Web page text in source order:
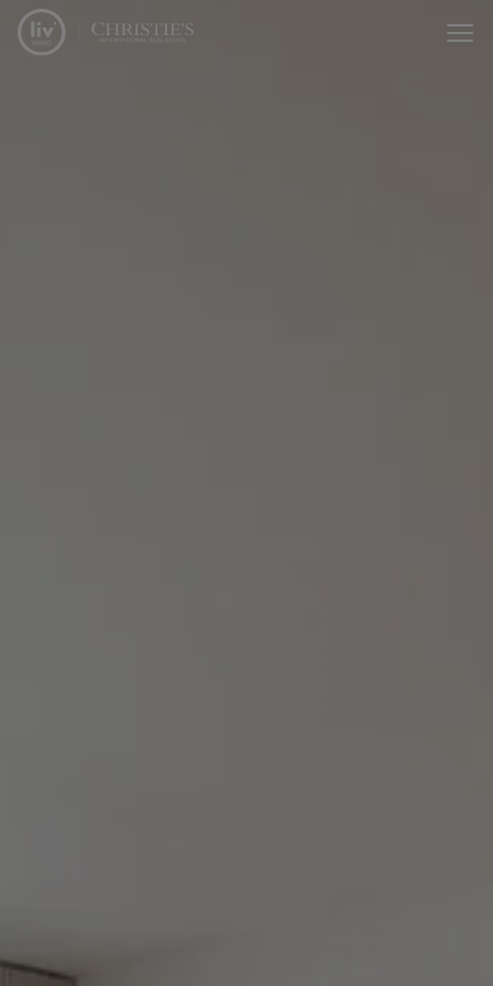
Passer le menu et aller au contenu